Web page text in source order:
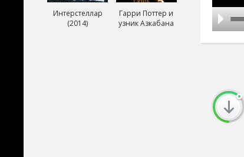
Интерстеллар
(2014)
Гарри Поттер и
узник Азкабана